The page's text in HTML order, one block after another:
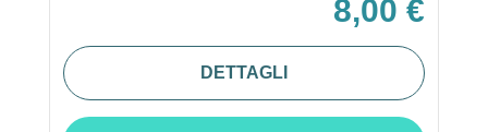
8,00 €
DETTAGLI